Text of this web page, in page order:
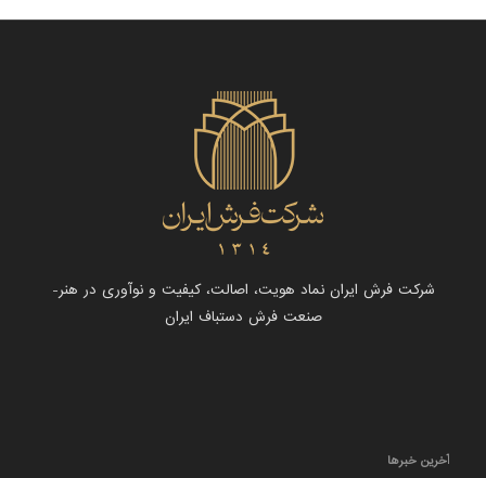
شرکت فرش ایران نماد هویت، اصالت، کیفیت و نوآوری در هنر-
صنعت فرش دستباف ایران
آخرین خبرها